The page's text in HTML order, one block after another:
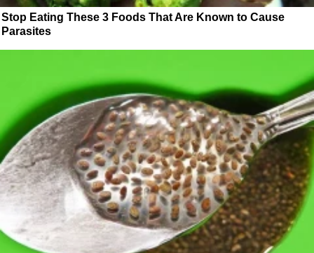
Stop Eating These 3 Foods That Are Known to Cause
Parasites